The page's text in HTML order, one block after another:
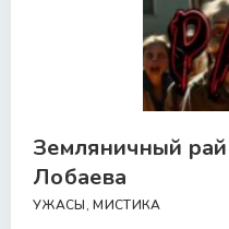
Земляничный
Лобаева
УЖАСЫ, МИСТИКА